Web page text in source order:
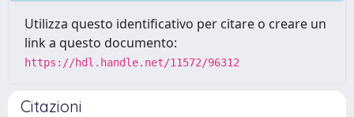
Utilizza questo identificativo per citare o creare un
link a questo documento:
https://hdl.handle.net/11572/96312
Citazioni